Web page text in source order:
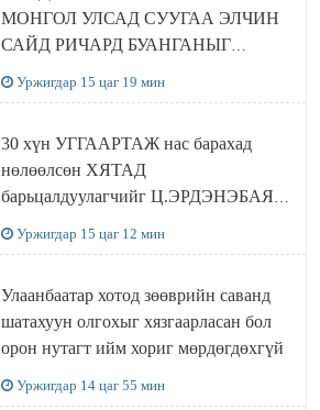
МОНГОЛ УЛСАД СУУГАА ЭЛЧИН
САЙД РИЧАРД БУАНГАНЫГ
Уржигдар 15 цаг 19 мин
30 хүн УГГААРТАЖ нас барахад
нөлөөлсөн ХЯТАД
барьцалдуулагчийг Ц.ЭРДЭНЭБАЯР
Уржигдар 15 цаг 12 мин
Улаанбаатар хотод зөөврийн саванд
шатахуун олгохыг хязгаарласан бол
орон нутагт ийм хориг мөрдөгдөхгүй
Уржигдар 14 цаг 55 мин